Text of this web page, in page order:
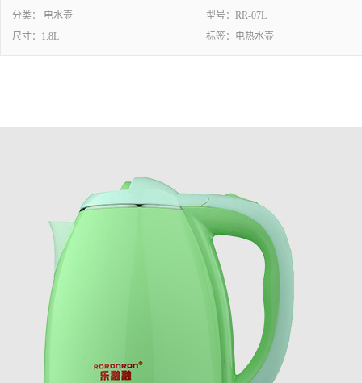
分类： 电水壶 型号： RR-07L
尺寸： 1.8L 标签： 电热水壶